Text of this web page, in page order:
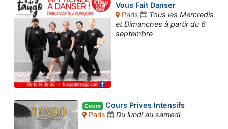
Vous Fait Danser
Paris
Tous les Mercredis
et Dimanches à partir du 6
septembre
Cours Cours Prives Intensifs
Paris
Du lundi au samedi.